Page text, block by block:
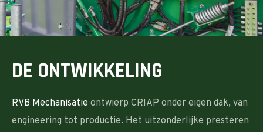
DE ONTWIKKELING
RVB Mechanisatie ontwierp CRIAP onder eigen dak, van
engineering tot productie. Het uitzonderlijke presteren